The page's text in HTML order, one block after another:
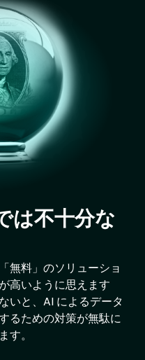
は不十分な
無料」のソリューショ
高いように思えます
いと、AI によるデータ
るための対策が無駄に
す。